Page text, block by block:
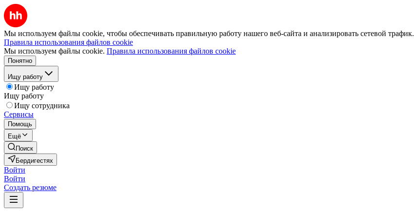
Мы используем файлы cookie, чтобы обеспечивать правильную работу нашего веб-сайта и анализировать сетевой трафик.
Правила использования файлов cookie
Мы используем файлы cookie. Правила использования файлов cookie
Понятно
Ищу работу
Ищу работу
Ищу работу
Ищу сотрудника
Сервисы
Помощь
Ещё
Поиск
Бердигестях
Войти
Войти
Создать резюме